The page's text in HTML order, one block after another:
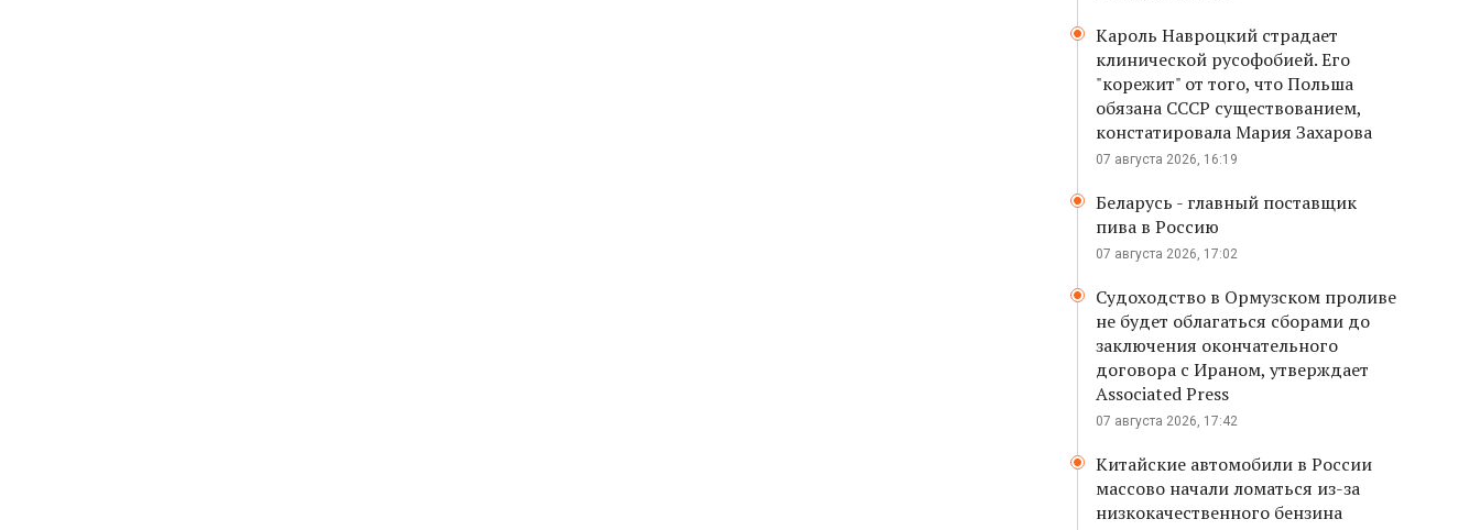
Кароль Навроцкий страдает
клинической русофобией. Его
"корежит" от того, что Польша
обязана СССР существованием,
констатировала Мария Захарова
07 августа 2026, 16:19
Беларусь - главный поставщик
пива в Россию
07 августа 2026, 17:02
Судоходство в Ормузском проливе
не будет облагаться сборами до
заключения окончательного
договора с Ираном, утверждает
Associated Press
07 августа 2026, 17:42
Китайские автомобили в России
массово начали ломаться из-за
низкокачественного бензина